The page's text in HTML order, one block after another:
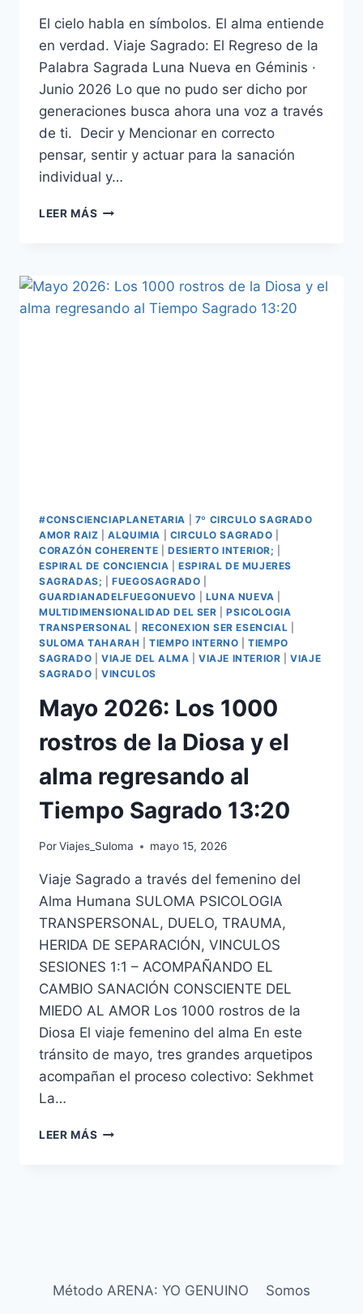
El cielo habla en símbolos. El alma entiende
en verdad. Viaje Sagrado: El Regreso de la
Palabra Sagrada Luna Nueva en Géminis ·
Junio 2026 Lo que no pudo ser dicho por
generaciones busca ahora una voz a través
de ti. Decir y Mencionar en correcto
pensar, sentir y actuar para la sanación
individual y…
LEER MÁS
#CONSCIENCIAPLANETARIA
7º CIRCULO SAGRADO
AMOR RAIZ |ALQUIMIA CIRCULO SAGRADO
CORAZÓN COHERENTE
DESIERTO INTERIOR;
ESPIRAL DE CONCIENCIA |ESPIRAL DE MUJERES
SAGRADAS; |FUEGOSAGRADO
GUARDIANADELFUEGONUEVO
LUNA NUEVA
MULTIDIMENSIONALIDAD DEL SER |PSICOLOGIA
TRANSPERSONAL
RECONEXION SER ESENCIAL
SULOMA TAHARAH |TIEMPO INTERNO |TIEMPO
SAGRADO
VIAJE DEL ALMA |VIAJE INTERIOR |VIAJE
SAGRADO
VINCULOS
Mayo 2026: Los 1000
rostros de la Diosa y el
alma regresando al
Tiempo Sagrado 13:20
PorViajes_Suloma mayo 15, 2026
Viaje Sagrado a través del femenino del
Alma Humana SULOMA PSICOLOGIA
TRANSPERSONAL, DUELO, TRAUMA,
HERIDA DE SEPARACIÓN, VINCULOS
SESIONES 1:1 – ACOMPAÑANDO EL
CAMBIO SANACIÓN CONSCIENTE DEL
MIEDO AL AMOR Los 1000 rostros de la
Diosa El viaje femenino del alma En este
tránsito de mayo, tres grandes arquetipos
acompañan el proceso colectivo: Sekhmet
La…
LEER MÁS
Método ARENA: YO GENUINO
Somos